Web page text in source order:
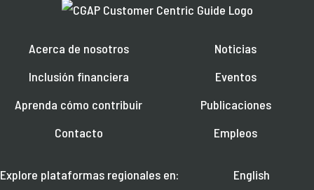
Acerca de nosotros
Inclusión financiera
Aprenda cómo contribuir
Contacto
Noticias
Eventos
Publicaciones
Empleos
Explore plataformas regionales en:
English